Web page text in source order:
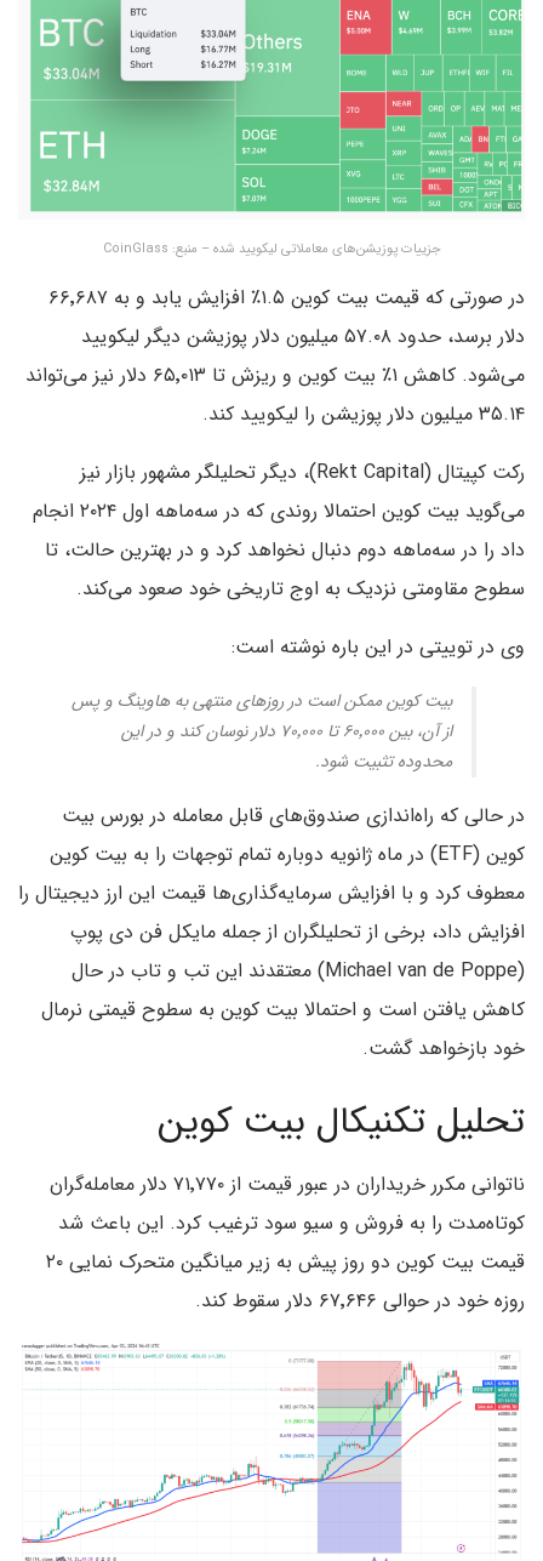
جزییات پوزیشن‌های معاملاتی لیکویید شده – منبع: CoinGlass
در صورتی که قیمت بیت کوین ۱.۵٪ افزایش یابد و به ۶۶٬۶۸۷
دلار برسد، حدود ۵۷.۰۸ میلیون دلار پوزیشن دیگر لیکویید
می‌شود. کاهش ۱٪ بیت کوین و ریزش تا ۶۵٬۰۱۳ دلار نیز می‌تواند
۳۵.۱۴ میلیون دلار پوزیشن را لیکویید کند.
رکت کپیتال (Rekt Capital)، دیگر تحلیلگر مشهور بازار نیز
می‌گوید بیت کوین احتمالا روندی که در سه‌ماهه اول ۲۰۲۴ انجام
داد را در سه‌ماهه دوم دنبال نخواهد کرد و در بهترین حالت، تا
سطوح مقاومتی نزدیک به اوج تاریخی خود صعود می‌کند.
وی در توییتی در این باره نوشته است:
بیت کوین ممکن است در روزهای منتهی به هاوینگ و پس
از آن، بین ۶۰٬۰۰۰ تا ۷۰٬۰۰۰ دلار نوسان کند و در این
محدوده تثبیت شود.
در حالی که راه‌اندازی صندوق‌های قابل معامله در بورس بیت
کوین (ETF) در ماه ژانویه دوباره تمام توجهات را به بیت کوین
معطوف کرد و با افزایش سرمایه‌گذاری‌ها قیمت این ارز دیجیتال را
افزایش داد، برخی از تحلیلگران از جمله مایکل فن دی پوپ
(Michael van de Poppe) معتقدند این تب و تاب در حال
کاهش یافتن است و احتمالا بیت کوین به سطوح قیمتی نرمال
خود بازخواهد گشت.
تحلیل تکنیکال بیت کوین
ناتوانی مکرر خریداران در عبور قیمت از ۷۱٬۷۷۰ دلار معامله‌گران
کوتاه‌مدت را به فروش و سیو سود ترغیب کرد. این باعث شد
قیمت بیت کوین دو روز پیش به زیر میانگین متحرک نمایی ۲۰
روزه خود در حوالی ۶۷٬۶۴۶ دلار سقوط کند.